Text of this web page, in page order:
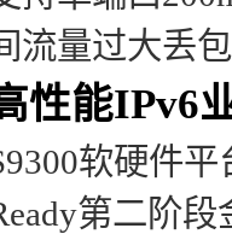
流量过大丢
性能IPv6
软硬件
第二阶